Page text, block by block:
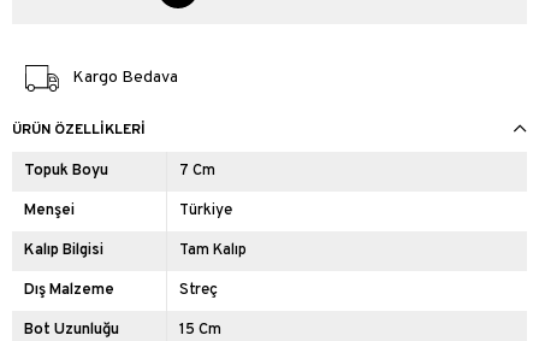
Kargo Bedava
ÜRÜN ÖZELLIKLERI
Topuk Boyu 7 Cm
Menşei Türkiye
Kalıp Bilgisi Tam Kalıp
Dış Malzeme Streç
Bot Uzunluğu 15 Cm